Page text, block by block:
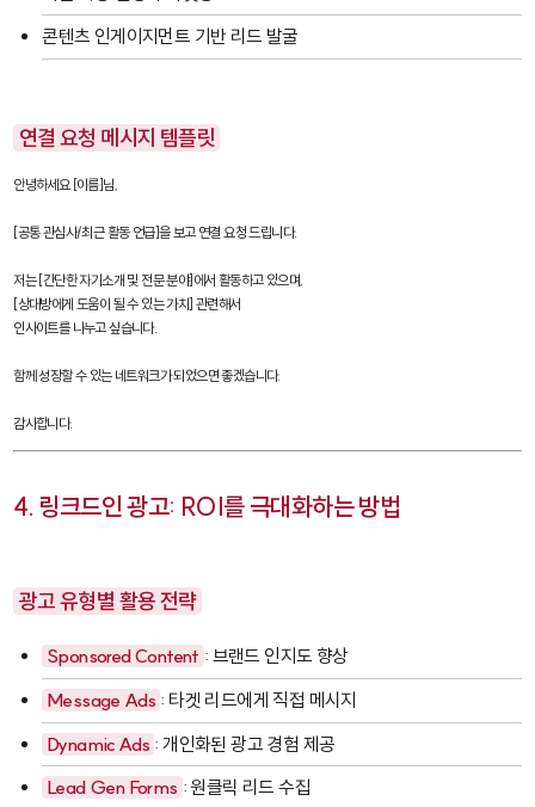
콘텐츠 인게이지먼트 기반 리드 발굴
연결 요청 메시지 템플릿
안녕하세요 [이름]님,
[공통 관심사/최근 활동 언급]을 보고 연결 요청 드립니다.
저는 [간단한 자기소개 및 전문 분야]에서 활동하고 있으며,
[상대방에게 도움이 될 수 있는 가치] 관련해서
인사이트를 나누고 싶습니다.
함께 성장할 수 있는 네트워크가 되었으면 좋겠습니다.
감사합니다.
4. 링크드인 광고: ROI를 극대화하는 방법
광고 유형별 활용 전략
Sponsored Content : 브랜드 인지도 향상
Message Ads : 타겟 리드에게 직접 메시지
Dynamic Ads : 개인화된 광고 경험 제공
Lead Gen Forms : 원클릭 리드 수집